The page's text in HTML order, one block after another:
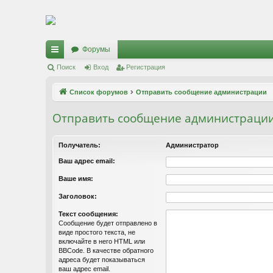
Регистрация
с
и
Форумы
Поиск Вход Регистрация
Список форумов Отправить сообщение администрации
Отправить сообщение
Получатель: Администратор
Ваш адрес email:
Ваше имя:
Заголовок:
Текст сообщения:
Сообщение будет отправлено в
виде простого текста, не
включайте в него HTML или
BBCode. В качестве обратного
адреса будет показываться
ваш адрес email.